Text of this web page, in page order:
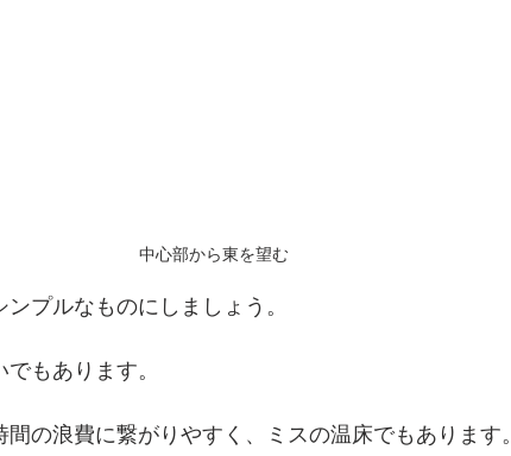
中心部から東を望む
プルなものにしましょう。
もあります。
の浪費に繋がりやすく、ミスの温床でもあります。